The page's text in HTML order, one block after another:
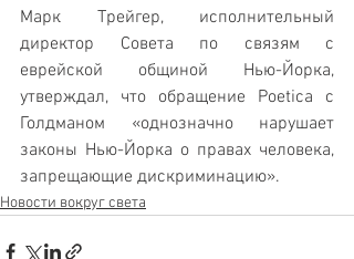
Марк Трейгер, исполнительный
директор Совета по связям с
еврейской общиной Нью-Йорка,
утверждал, что обращение Poetica с
Голдманом «однозначно нарушает
законы Нью-Йорка о правах человека,
запрещающие дискриминацию».
Новости вокруг света